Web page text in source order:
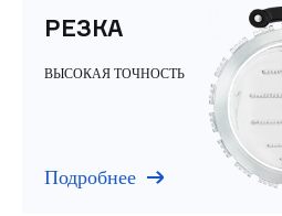
РЕЗКА
ВЫСОКАЯ ТОЧНОСТЬ
Подробнее